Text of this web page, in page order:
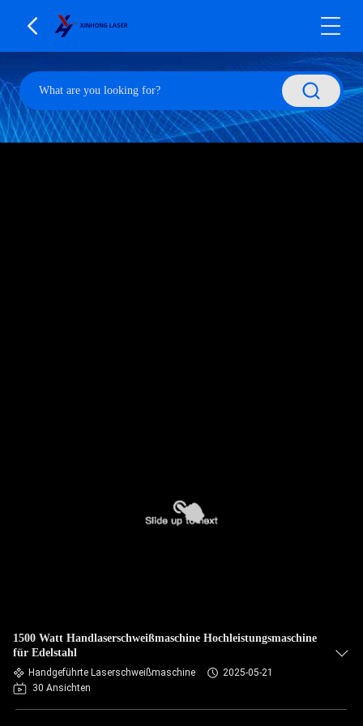
1500 Watt Handlaserschweißmaschine Hochleistungsmaschine
für Edelstahl
Handgeführte Laserschweißmaschine
2025-05-21
30 Ansichten